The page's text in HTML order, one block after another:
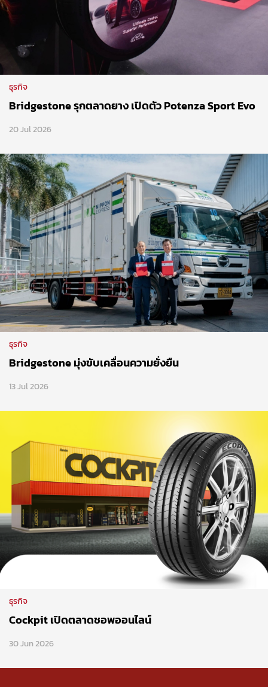
ธุรกิจ
Bridgestone รุกตลาดยาง เปิดตัว Potenza Sport Evo
20 Jul 2026
ธุรกิจ
Bridgestone มุ่งขับเคลื่อนความยั่งยืน
13 Jul 2026
ธุรกิจ
Cockpit เปิดตลาดชอพออนไลน์
30 Jun 2026